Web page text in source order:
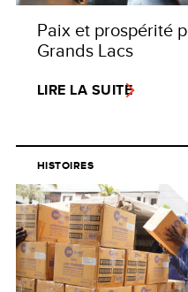
Paix et prospérité
Grands Lacs
LIRE LA SUITE
HISTOIRES